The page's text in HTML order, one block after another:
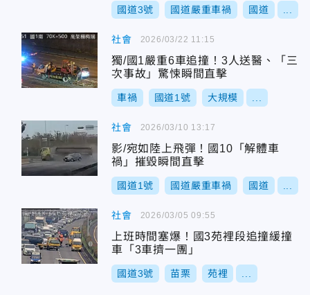
國道3號 國道嚴重車禍 國道
社會
獨/國1嚴重6車追撞！3人送醫、「三
次事故」驚悚瞬間直擊
車禍 國道1號 大規模
2026/03/22 11:15
社會
影/宛如陸上飛彈！國10「解體車
禍」摧毀瞬間直擊
國道1號 國道嚴重車禍 國道
2026/03/10 13:17
社會
上班時間塞爆！國3苑裡段追撞緩撞
車「3車擠一團」
國道3號 苗栗 苑裡
2026/03/05 09:55